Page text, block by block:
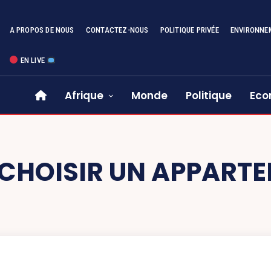
A PROPOS DE NOUS CONTACTEZ-NOUS POLITIQUE PRIVÉE
EN LIVE
Afrique Monde Politique
UN